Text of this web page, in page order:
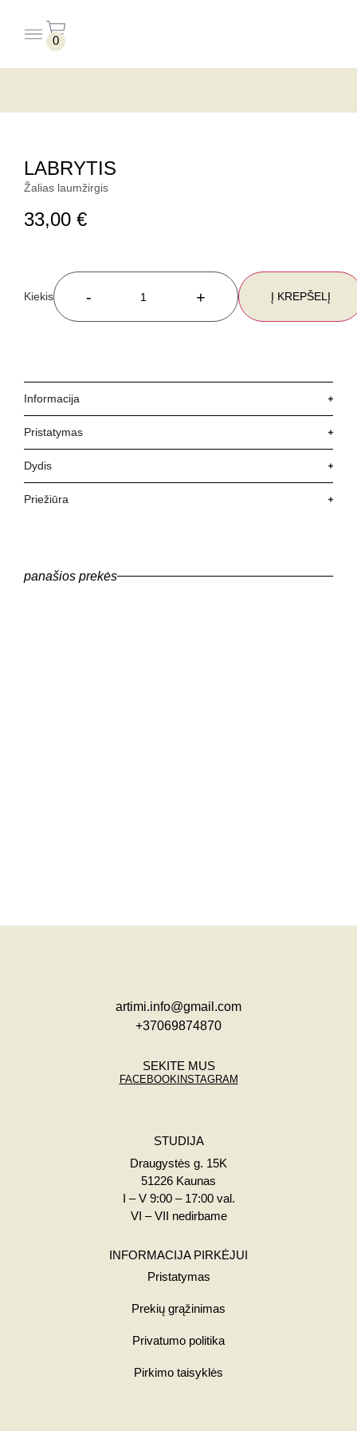
0
LABRYTIS
Žalias laumžirgis
33,00 €
- + Į KREPŠELĮ
Informacija
Pristatymas
Dydis
Priežiūra
panašios prekės
artimi.info@gmail.com
+37069874870
STUDIJA
Draugystės g. 15K
51226 Kaunas
I – V 9:00 – 17:00 val.
VI – VII nedirbame
INFORMACIJA PIRKĖJUI
Pristatymas
Prekių grąžinimas
Privatumo politika
Pirkimo taisyklės
SEKITE MUS
FACEBOOKINSTAGRAM